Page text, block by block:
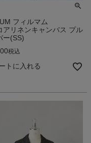
フィルマム
アリネンキャンバス プル
ー(SS)
税込
トに入れる